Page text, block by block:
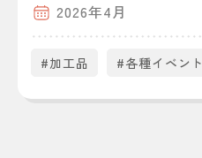
2026年4月
#加工品 #各種イベント